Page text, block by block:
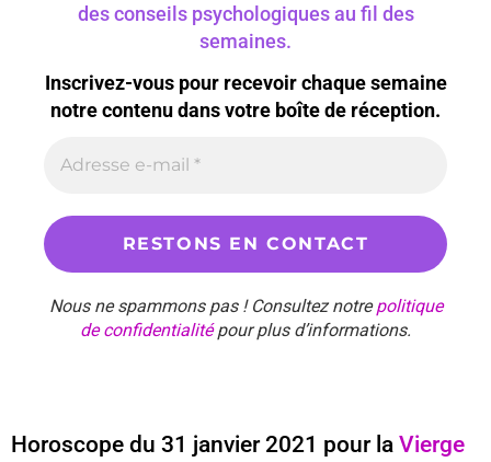
des conseils psychologiques au fil des
semaines.
Inscrivez-vous pour recevoir chaque semaine
notre contenu dans votre boîte de réception.
Nous ne spammons pas ! Consultez notrepolitique
de confidentialitépour plus d’informations.
Horoscope du 31 janvier 2021 pour la Vierge